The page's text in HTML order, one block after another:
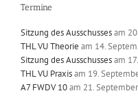
Termine
Sitzung des Ausschussesam
THL VU Theorie am 14.
Sitzung des Ausschussesam
THL VU Praxisam 19.
A7 FWDV 10am 21.